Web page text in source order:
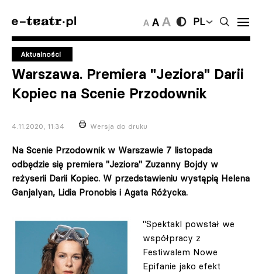
PL
Aktualności
Warszawa. Premiera "Jeziora" Darii
Kopiec na Scenie Przodownik
4.11.2020, 11:34 Wersja do druku
Na Scenie Przodownik w Warszawie 7 listopada
odbędzie się premiera "Jeziora" Zuzanny Bojdy w
reżyserii Darii Kopiec. W przedstawieniu wystąpią Helena
Ganjalyan, Lidia Pronobis i Agata Różycka.
"Spektakl powstał we
współpracy z
Festiwalem Nowe
Epifanie jako efekt